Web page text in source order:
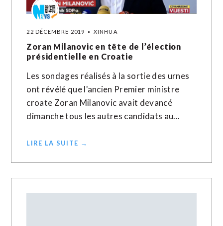
22 DÉCEMBRE 2019 XINHUA
Zoran Milanovic en tête de l’élection
présidentielle en Croatie
Les sondages réalisés à la sortie des urnes
ont révélé que l'ancien Premier ministre
croate Zoran Milanovic avait devancé
dimanche tous les autres candidats au…
LIRE LA SUITE →